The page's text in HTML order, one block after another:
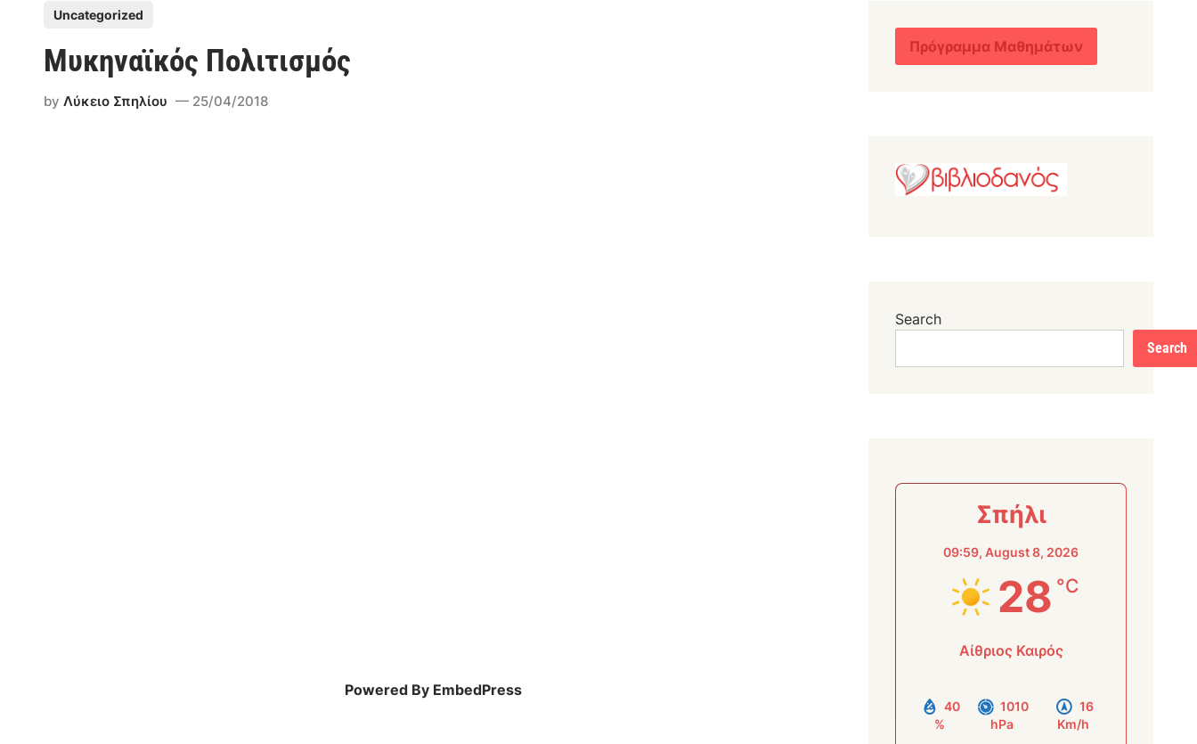
s
Uncategorized
Μυκηναϊκός Πολιτισμός
by Λύκειο Σπηλίου 25/04/2018
Powered By EmbedPress
Πρόγραμμα Μαθημάτων
Search
Search
Σπήλι
09:59, August 8, 2026
28 °C
Αίθριος Καιρός
40
%
1010
hPa
16
Km/h